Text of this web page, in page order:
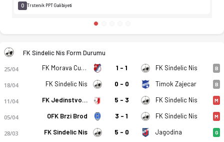
0 Trstenik PPT Galibiyeti
FK Sindelic Nis Form Durumu
25/04 FK Morava Cuprija 1 - 1 FK Sindelic Nis B
18/04 FK Sindelic Nis 0 - 0 Timok Zajecar B
11/04 FK Jedinstvo 1936 Krusevac 5 - 3 FK Sindelic Nis M
05/04 OFK Brzi Brod 3 - 1 FK Sindelic Nis M
28/03 FK Sindelic Nis 5 - 0 Jagodina G